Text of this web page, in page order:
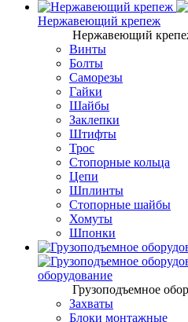
Нержавеющий крепеж
Нержавеющий
Винты
Болты
Саморезы
Гайки
Шайбы
Заклепки
Штифты
Трос
Стопорные кольца
Цепи
Шплинты
Стопорные шайбы
Хомуты
Шпонки
оборудование
Грузоподъемное
Захваты
Блоки монтажные